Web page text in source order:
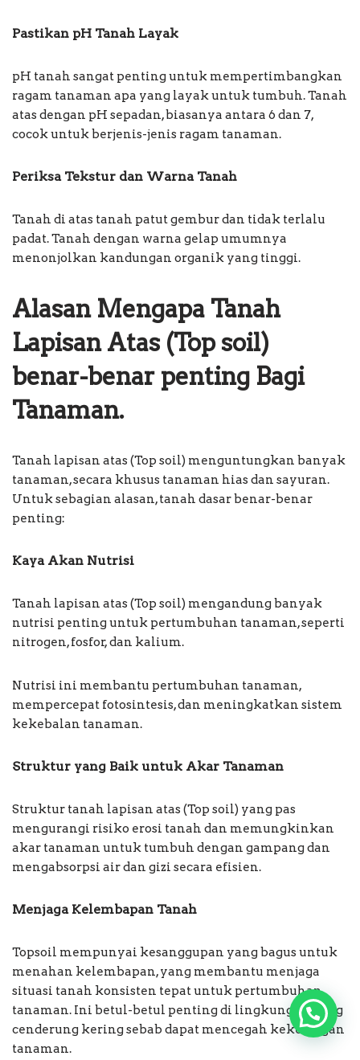
Pastikan pH Tanah Layak
pH tanah sangat penting untuk mempertimbangkan
ragam tanaman apa yang layak untuk tumbuh. Tanah
atas dengan pH sepadan, biasanya antara 6 dan 7,
cocok untuk berjenis-jenis ragam tanaman.
Periksa Tekstur dan Warna Tanah
Tanah di atas tanah patut gembur dan tidak terlalu
padat. Tanah dengan warna gelap umumnya
menonjolkan kandungan organik yang tinggi.
Alasan Mengapa Tanah
Lapisan Atas (Top soil)
benar-benar penting Bagi
Tanaman.
Tanah lapisan atas (Top soil) menguntungkan banyak
tanaman, secara khusus tanaman hias dan sayuran.
Untuk sebagian alasan, tanah dasar benar-benar
penting:
Kaya Akan Nutrisi
Tanah lapisan atas (Top soil) mengandung banyak
nutrisi penting untuk pertumbuhan tanaman, seperti
nitrogen, fosfor, dan kalium.
Nutrisi ini membantu pertumbuhan tanaman,
mempercepat fotosintesis, dan meningkatkan sistem
kekebalan tanaman.
Struktur yang Baik untuk Akar Tanaman
Struktur tanah lapisan atas (Top soil) yang pas
mengurangi risiko erosi tanah dan memungkinkan
akar tanaman untuk tumbuh dengan gampang dan
mengabsorpsi air dan gizi secara efisien.
Menjaga Kelembapan Tanah
Topsoil mempunyai kesanggupan yang bagus untuk
menahan kelembapan, yang membantu menjaga
situasi tanah konsisten tepat untuk pertumbuhan
tanaman. Ini betul-betul penting di lingkungan yang
cenderung kering sebab dapat mencegah kekeringan
tanaman.